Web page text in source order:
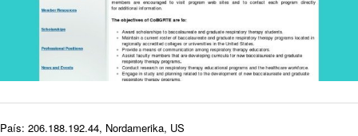
País: 206.188.192.44, Nordamerika, US